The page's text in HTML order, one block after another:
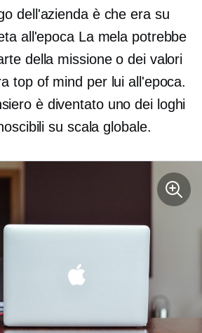
dell'azienda è che era su
all'epoca La mela potrebbe
della missione o dei valori
top of mind per lui all'epoca.
è diventato uno dei loghi
su scala globale.